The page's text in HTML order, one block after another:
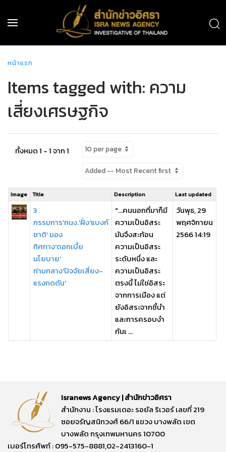
หน้าแรก
Items tagged with: ความ
เสี่ยงเศรษฐกิจ
ทั้งหมด 1 - 1 จาก 1
Image Title Description Last updated
3
กรรมการ'กนง.'ฝั่ง'แบงก์
ชาติ' มอง
ทิศทาง'ดอกเบี้ย
นโยบาย'
ท่ามกลาง'ปัจจัยเสี่ยง-
แรงกดดัน'
"...คนนอกที่มาก็มี
ความเป็นอิสระ
มันจึงสะท้อน
ความเป็นอิสระ
ระดับหนึ่ง และ
ความเป็นอิสระ
ตรงนี้ ไม่ใช่อิสระ
จากการเมือง แต่
ยังอิสระจากชี้นำ
และการครอบงำ
กันเ ...
วันพุธ, 29
พฤศจิกายน
2566 14:19
Isranews Agency | สำนักข่าวอิศรา
สำนักงาน : โรงแรมเดอะ รอยัล ริเวอร์ เลขที่ 219
ซอยจรัญสนิทวงศ์ 66/1 แขวง บางพลัด เขต
บางพลัด กรุงเทพมหานคร 10700
เบอร์โทรศัพท์ : 095-575-8881,02-2413160-1